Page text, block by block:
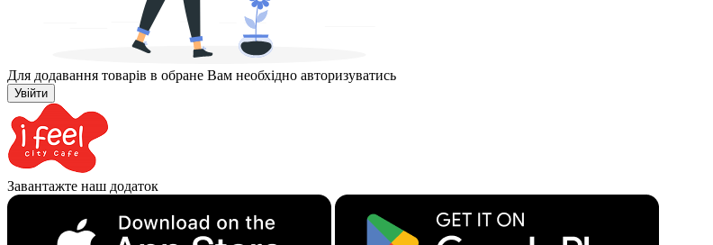
Для додавання товарів в обране Вам необхідно авторизуватись
Увійти
Завантажте наш додаток